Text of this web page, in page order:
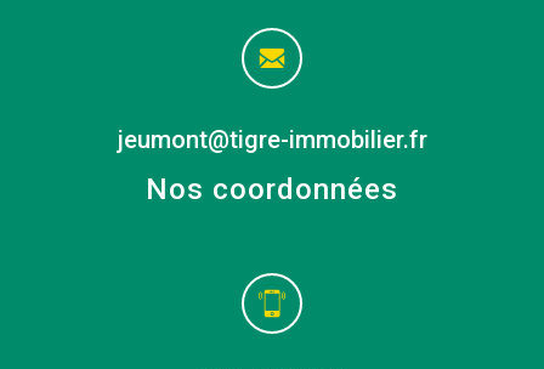
jeumont@tigre-immobilier.fr
Nos coordonnées